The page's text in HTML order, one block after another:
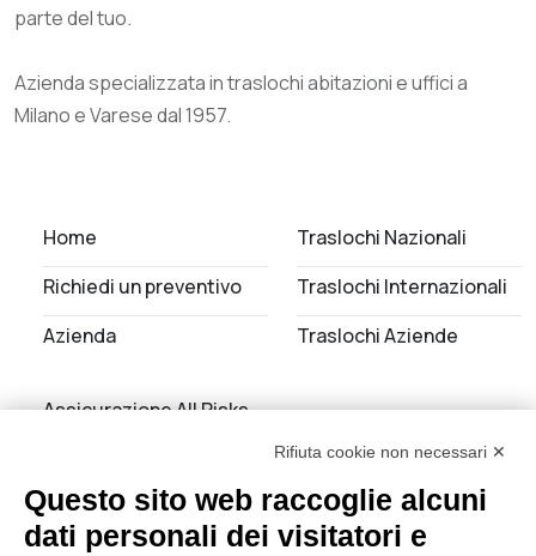
parte del tuo.
Azienda specializzata in traslochi abitazioni e uffici a
Milano e Varese dal 1957.
Home
Richiedi un preventivo
Azienda
Traslochi Nazionali
Traslochi Internazionali
Traslochi Aziende
Assicurazione All Risks
Servizi di deposito
Rifiuta cookie non necessari ✕
Questo sito web raccoglie alcuni
dati personali dei visitatori e